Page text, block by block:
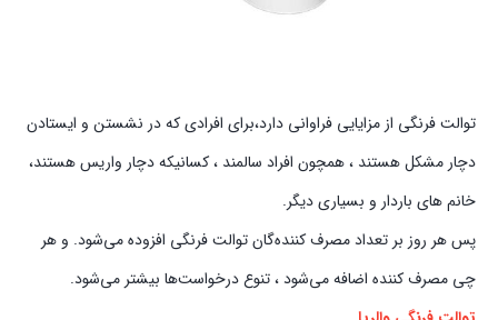
توالت فرنگی از مزایایی فراوانی دارد،برای افرادی که در نشستن و ایستادن
دچار مشکل هستند ، همچون افراد سالمند ، کسانیکه دچار واریس هستند،
خانم های باردار و بسیاری دیگر.
پس هر روز بر تعداد مصرف کننده‌گان توالت فرنگی افزوده می‌شود. و هر
چی مصرف کننده اضافه می‌شود ، تنوع درخواست‌ها بیشتر می‌شود.